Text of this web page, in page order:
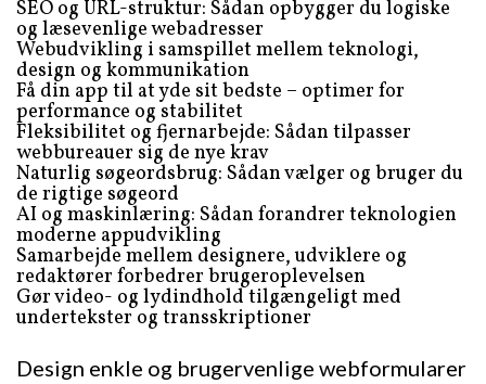
SEO og URL-struktur: Sådan opbygger du logiske
og læsevenlige webadresser
Webudvikling i samspillet mellem teknologi,
design og kommunikation
Få din app til at yde sit bedste – optimer for
performance og stabilitet
Fleksibilitet og fjernarbejde: Sådan tilpasser
webbureauer sig de nye krav
Naturlig søgeordsbrug: Sådan vælger og bruger du
de rigtige søgeord
AI og maskinlæring: Sådan forandrer teknologien
moderne appudvikling
Samarbejde mellem designere, udviklere og
redaktører forbedrer brugeroplevelsen
Gør video- og lydindhold tilgængeligt med
undertekster og transskriptioner
Design enkle og brugervenlige webformularer